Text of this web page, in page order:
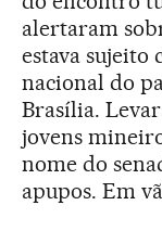
alertaram
estava sujeito
nacional do
Brasília.
jovens
nome do
apupos. Em